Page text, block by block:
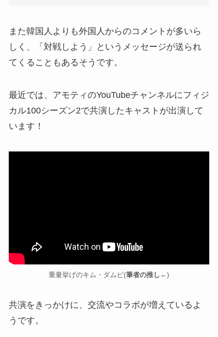
また韓国人よりも外国人からのコメントが多いら
しく、「対戦しよう」というメッセージが送られ
てくることもあるそうです。
最近では、アモティのYouTubeチャンネルにフィジ
カル100シーズン2で共演したキャストが出演して
います！
重量挙げのキム・ダムビ(筆者の推し ←)
共演をきっかけに、交流やコラボが増えているよ
うです。